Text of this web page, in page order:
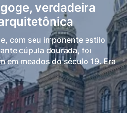
verdadeira
com seu imponente estilo
cúpula dourada, foi
em meados do século 19. Era